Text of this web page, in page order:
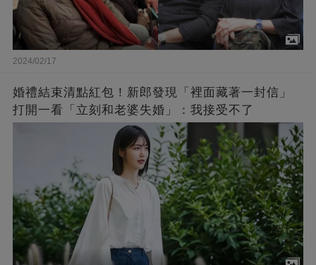
2024/02/17
婚禮結束清點紅包！新郎發現「裡面藏著一封信」
打開一看「立刻和老婆失婚」：我接受不了